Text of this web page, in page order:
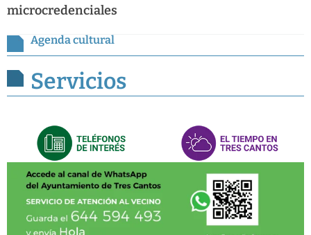
microcredenciales
Agenda cultural
Servicios